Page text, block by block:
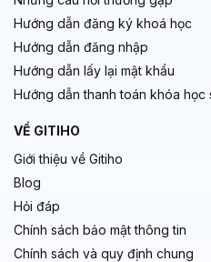
Hướng dẫn đăng ký khoá học
Hướng dẫn đăng nhập
Hướng dẫn lấy lại mật khẩu
Hướng dẫn thanh toán khóa
VỀ GITIHO
Giới thiệu về Gitiho
Blog
Hỏi đáp
Chính sách bảo mật thông tin
Chính sách và quy định chung